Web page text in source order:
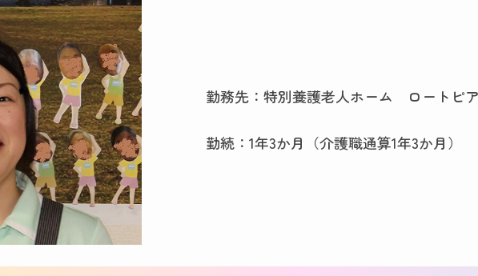
勤務先：特別養護老人ホーム ロートピ
勤続：1年3か月（介護職通算1年3か月）